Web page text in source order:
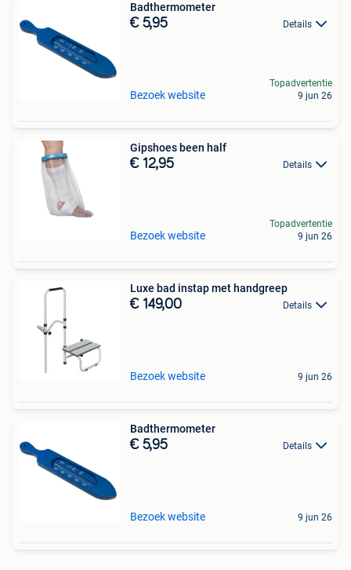
Badthermometer
€ 5,95 Details
Bezoek website
Topadvertentie
9 jun 26
Gipshoes been half
€ 12,95 Details
Bezoek website
Topadvertentie
9 jun 26
Luxe bad instap met handgreep
€ 149,00 Details
Bezoek website 9 jun 26
Badthermometer
€ 5,95 Details
Bezoek website 9 jun 26